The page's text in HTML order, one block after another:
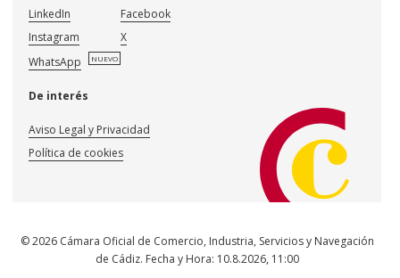
LinkedIn
Instagram
WhatsApp
NUEVO
Facebook
X
De interés
Aviso Legal y Privacidad
Política de cookies
© 2026 Cámara Oficial de Comercio, Industria, Servicios y Navegación
de Cádiz. Fecha y Hora: 10.8.2026, 11:00